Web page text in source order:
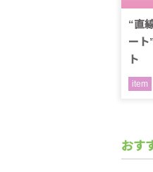
“直
ー
ト
item
おす